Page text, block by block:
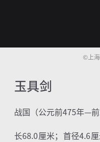
©上
玉具剑
战国（公元前475年—前
长68.0厘米；首径4.6